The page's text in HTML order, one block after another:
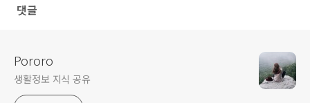
댓글
Pororo
생활정보 지식 공유